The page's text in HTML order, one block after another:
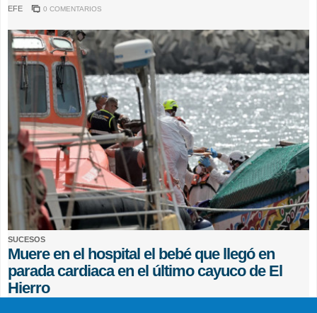
EFE 0 COMENTARIOS
SUCESOS
Muere en el hospital el bebé que llegó en
parada cardiaca en el último cayuco de El
Hierro